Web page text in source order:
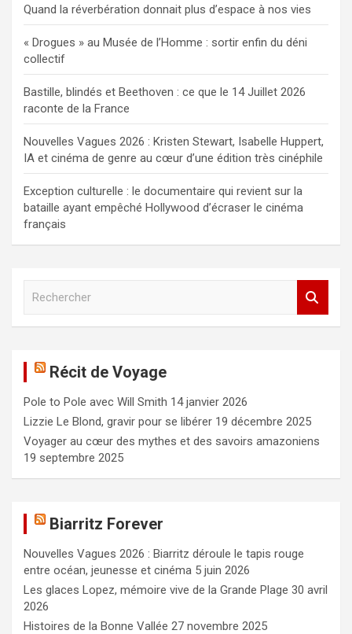
Quand la réverbération donnait plus d’espace à nos vies
« Drogues » au Musée de l’Homme : sortir enfin du déni
collectif
Bastille, blindés et Beethoven : ce que le 14 Juillet 2026
raconte de la France
Nouvelles Vagues 2026 : Kristen Stewart, Isabelle Huppert,
IA et cinéma de genre au cœur d’une édition très cinéphile
Exception culturelle : le documentaire qui revient sur la
bataille ayant empêché Hollywood d’écraser le cinéma
français
c
h
e
r
Récit de Voyage
Pole to Pole avec Will Smith 14 janvier 2026
Lizzie Le Blond, gravir pour se libérer 19 décembre 2025
Voyager au cœur des mythes et des savoirs amazoniens
19 septembre 2025
Biarritz Forever
Nouvelles Vagues 2026 : Biarritz déroule le tapis rouge
entre océan, jeunesse et cinéma 5 juin 2026
Les glaces Lopez, mémoire vive de la Grande Plage 30 avril
2026
Histoires de la Bonne Vallée 27 novembre 2025